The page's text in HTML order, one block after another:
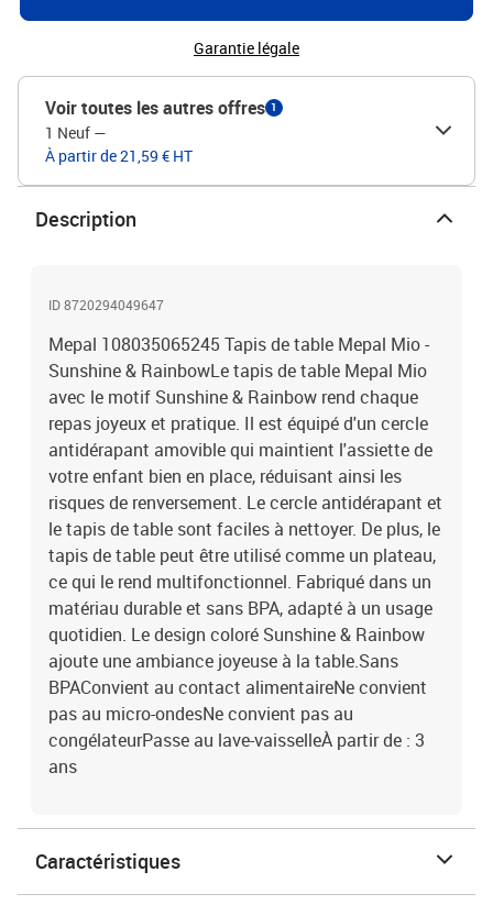
Garantie légale
Voir toutes les autres offres 1
1 Neuf —
À partir de 21,59 € HT
Description
ID 8720294049647
Mepal 108035065245 Tapis de table Mepal Mio -
Sunshine & RainbowLe tapis de table Mepal Mio
avec le motif Sunshine & Rainbow rend chaque
repas joyeux et pratique. Il est équipé d'un cercle
antidérapant amovible qui maintient l'assiette de
votre enfant bien en place, réduisant ainsi les
risques de renversement. Le cercle antidérapant et
le tapis de table sont faciles à nettoyer. De plus, le
tapis de table peut être utilisé comme un plateau,
ce qui le rend multifonctionnel. Fabriqué dans un
matériau durable et sans BPA, adapté à un usage
quotidien. Le design coloré Sunshine & Rainbow
ajoute une ambiance joyeuse à la table.Sans
BPAConvient au contact alimentaireNe convient
pas au micro-ondesNe convient pas au
congélateurPasse au lave-vaisselleÀ partir de : 3
ans
Caractéristiques